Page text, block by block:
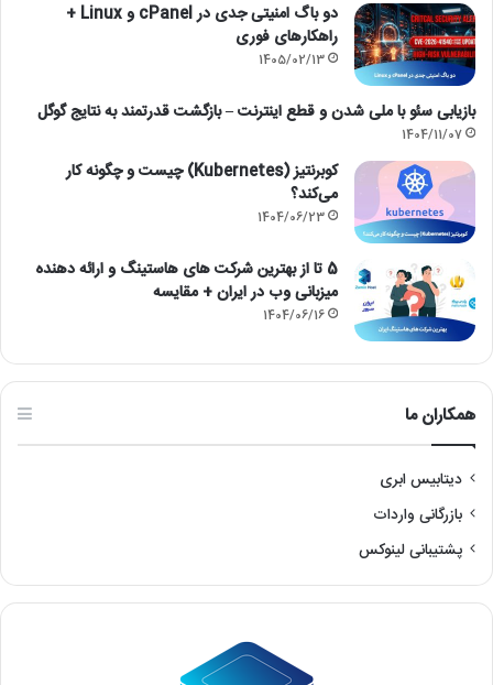
دو باگ امنیتی جدی در cPanel و Linux +
راهکارهای فوری
1405/02/13
بازیابی سئو با ملی شدن و قطع اینترنت – بازگشت قدرتمند به نتایج گوگل
1404/11/07
کوبرنتیز (Kubernetes) چیست و چگونه کار
می‌کند؟
1404/06/23
5 تا از بهترین شرکت های هاستینگ و ارائه دهنده
میزبانی وب در ایران + مقایسه
1404/06/16
همکاران ما
دیتابیس ابری
بازرگانی واردات
پشتیبانی لینوکس